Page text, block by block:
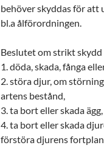
behöver skyddas för att
bl.a ålförordningen.
Beslutet om strikt
1. döda, skada, fånga
2. störa djur, om
artens bestånd,
3. ta bort eller skada
4. ta bort eller skada
förstöra djurens